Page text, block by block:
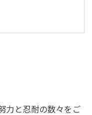
力と忍耐の数々をご